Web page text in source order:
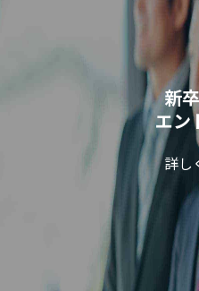
新
エン
詳し